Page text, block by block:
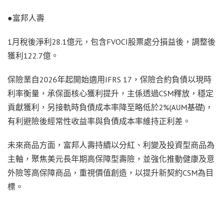
●富邦人壽
1月稅後淨利28.1億元，包含FVOCI股票處分損益後，調整後
獲利122.7億。
保險業自2026年起開始適用IFRS 17，保險合約負債以現時
利率衡量，承保面核心獲利提升，主係透過CSM釋放，穩定
貢獻獲利，另接軌時負債成本率降至略低於2%(AUM基礎)，
有利避險後經常性收益率與負債成本率維持正利差。
未來商品方面，富邦人壽持續以分紅、利變及投資型商品為
主軸，聚焦美元長年期高保障型壽險，並強化推動健康及意
外險等高保障商品，重視價值創造，以提升新契約CSM為目
標。